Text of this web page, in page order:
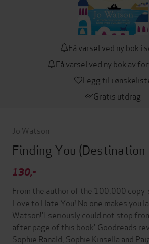
Få varsel ved ny bok i
Få varsel ved ny bok av
Legg til i
Gratis utdrag
Jo Watson
Finding You (Destination
130,-
From the author of the 100,000 copy-
Love to Hate You! No one makes you
Watson!'I seriously could not stop
after page of this book' Goodreads
Sophie Ranald, Sophie Kinsella and